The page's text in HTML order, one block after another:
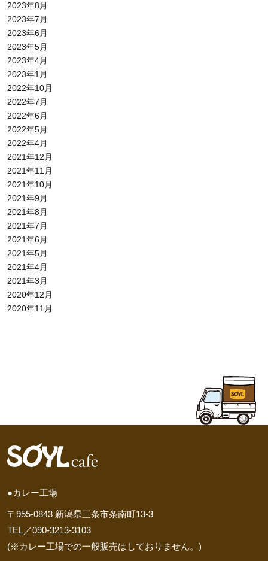
2023年8月
2023年7月
2023年6月
2023年5月
2023年4月
2023年1月
2022年10月
2022年7月
2022年6月
2022年5月
2022年4月
2021年12月
2021年11月
2021年10月
2021年9月
2021年8月
2021年7月
2021年6月
2021年5月
2021年4月
2021年3月
2020年12月
2020年11月
●カレー工場
〒955-0843 新潟県三条市条南町13-3
TEL／090-3213-3103
(※カレー工場での一般販売はしておりません。)